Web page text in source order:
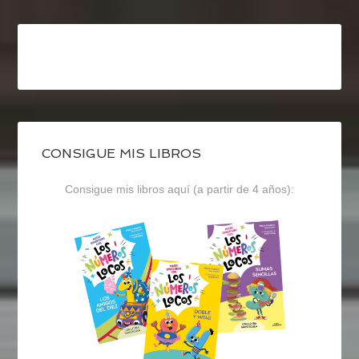
CONSIGUE MIS LIBROS
Consigue mis libros aquí (a partir de 4 años):